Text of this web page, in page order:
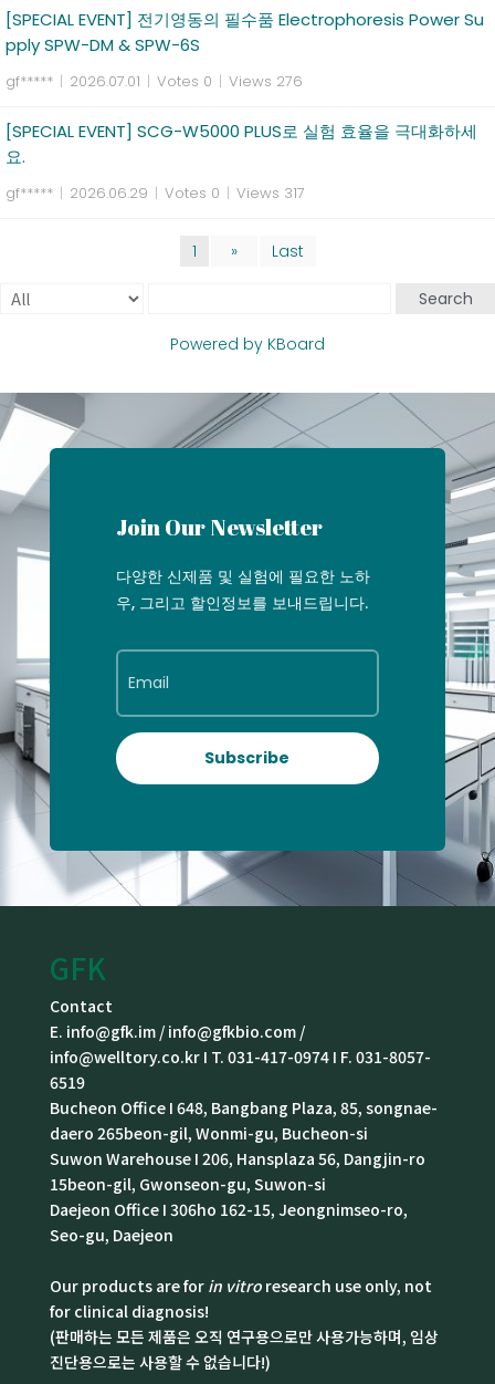
[SPECIAL EVENT] 전기영동의 필수품 Electrophoresis Power Su
pply SPW-DM & SPW-6S
gf***** | 2026.07.01 | Votes 0 | Views 276
[SPECIAL EVENT] SCG-W5000 PLUS로 실험 효율을 극대화하세
요.
gf***** | 2026.06.29 | Votes 0 | Views 317
1 » Last
Search
Powered by KBoard
Join Our Newsletter
다양한 신제품 및 실험에 필요한 노하
우, 그리고 할인정보를 보내드립니다.
Subscribe
GFK
Contact
E. info@gfk.im / info@gfkbio.com /
info@welltory.co.kr I T. 031-417-0974 I F. 031-8057-
6519
Bucheon Office I 648, Bangbang Plaza, 85, songnae-
daero 265beon-gil, Wonmi-gu, Bucheon-si
Suwon Warehouse I 206, Hansplaza 56, Dangjin-ro
15beon-gil, Gwonseon-gu, Suwon-si
Daejeon Office I 306ho 162-15, Jeongnimseo-ro,
Seo-gu, Daejeon
Our products are for in vitroresearch use only, not
for clinical diagnosis!
(판매하는 모든 제품은 오직 연구용으로만 사용가능하며, 임상
진단용으로는 사용할 수 없습니다!)